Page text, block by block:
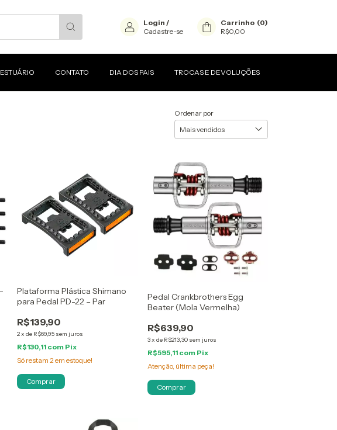
Login /
Cadastre-se
Carrinho (0)
R$0,00
CONTATO DIA DOS PAIS TROCAS E DEVOLUÇÕES
Ordenar por
Plataforma Plástica Shimano
para Pedal PD-22 – Par
R$139,90
2xde R$69,95 sem juros
R$130,11 com Pix
Só restam2em estoque!
Pedal Crankbrothers Egg
Beater (Mola Vermelha)
R$639,90
3x de R$213,30 sem juros
R$595,11 com Pix
Atenção, última peça!